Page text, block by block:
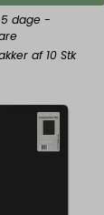
dage -
af 10 Stk